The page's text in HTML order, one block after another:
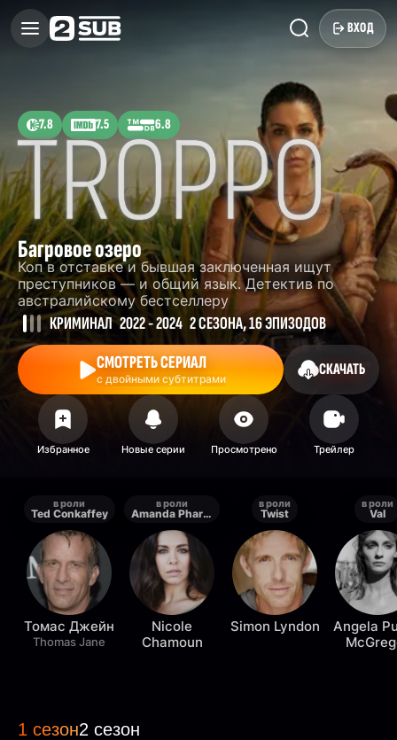
ВХОД
7.8 7.5 6.8
Багровое озеро
Коп в отставке и бывшая заключенная ищут
преступников — и общий язык. Детектив по
австралийскому бестселлеру
КРИМИНАЛ 2022 - 2024 2 СЕЗОНА, 16 ЭПИЗОДОВ
СМОТРЕТЬ СЕРИАЛ
с двойными субтитрами
СКАЧАТЬ
в роли
Ted Conkaffey
Томас Джейн
Thomas Jane
в роли
Amanda Pharrell
Nicole
Chamoun
в роли
Twist
Simon Lyndon
в роли
Val
Angela
1 сезон2 сезон